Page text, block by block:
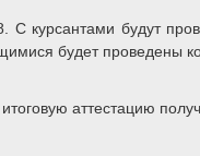
будут
будет проведены
аттестацию